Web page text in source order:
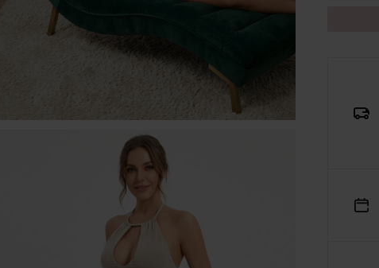
sprzedaży na odległość, spółka
R&B COMMERCE SPÓŁKA Z
OGRANICZONĄ ODPOWIEDZIALNOŚCIĄ
1 MAJA 30A, 45-355 wpisana do Rejestru Przedsiębiorców
Krajowego Rejestru Sądowego pod numerem KRS: 0001182670,
posiadająca NIP: 7543380134 oraz REGON: 542188455, jako
podmiot prowadzący internetową platformę handlową
Verenza.pl
w rozumieniu art. 2 pkt 8 ustawy o prawach konsumenta,
niniejszym informuje, iż:
Platforma Verenza.pl stanowi internetową platformę handlową,
której operatorem i usługodawcą w rozumieniu przepisów
ustawy o świadczeniu usług drogą elektroniczną jest spółka